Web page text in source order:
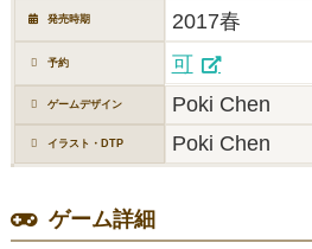
発売時期 2017春
予約 可
ゲームデザイン Poki Chen
イラスト・DTP Poki Chen
ゲーム詳細